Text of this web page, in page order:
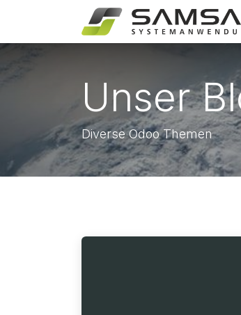
Zum Inhalt springen
Unser
Diverse Odoo Themen